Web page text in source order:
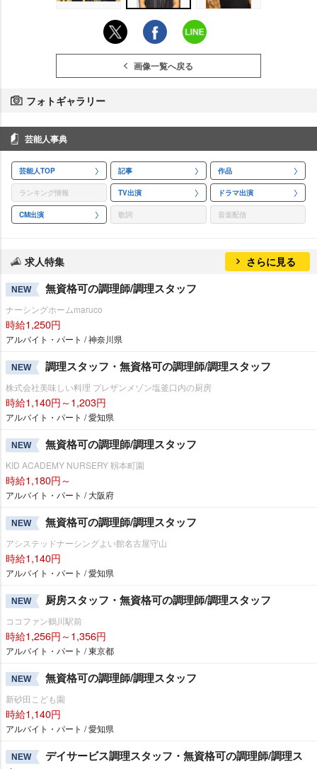
画像一覧へ戻る
フォトギャラリー
芸能人事典
芸能人TOP 記事 作品
ランキング情報 TV出演 ドラマ出演
CM出演 歌詞 音楽配信
求人特集 さらに見る
NEW 無資格可の調理師/調理スタッフ
ナーシングホームmaruco
時給1,250円
アルバイト・パート / 神奈川県
NEW 調理スタッフ・無資格可の調理師/調理スタッフ
株式会社美味しい料理 プレザンメゾン塩釜口内の厨房
時給1,140円～1,203円
アルバイト・パート / 愛知県
NEW 無資格可の調理師/調理スタッフ
KID ACADEMY NURSERY 靱本町園
時給1,180円～
アルバイト・パート / 大阪府
NEW 無資格可の調理師/調理スタッフ
アシステッドナーシングよい館名古屋守山
時給1,140円
アルバイト・パート / 愛知県
NEW 厨房スタッフ・無資格可の調理師/調理スタッフ
ココファン鶴川駅前
時給1,256円～1,356円
アルバイト・パート / 東京都
NEW 無資格可の調理師/調理スタッフ
新砂田こども園
時給1,140円
アルバイト・パート / 愛知県
NEW
デイサービス調理スタッフ・無資格可の調理師/調理ス